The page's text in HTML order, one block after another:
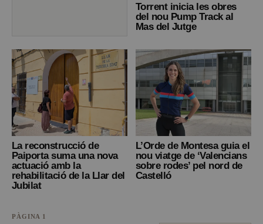
Torrent inicia les obres
del nou Pump Track al
Mas del Jutge
La reconstrucció de
Paiporta suma una nova
actuació amb la
rehabilitació de la Llar del
Jubilat
L’Orde de Montesa guia el
nou viatge de ‘Valencians
sobre rodes’ pel nord de
Castelló
PÀGINA 1